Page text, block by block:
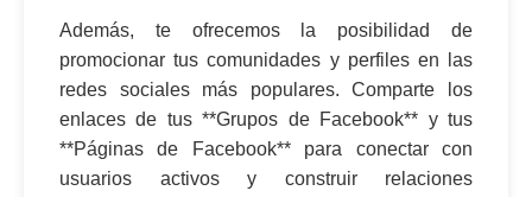
Además, te ofrecemos la posibilidad de
promocionar tus comunidades y perfiles en las
redes sociales más populares. Comparte los
enlaces de tus **Grupos de Facebook** y tus
**Páginas de Facebook** para conectar con
usuarios activos y construir relaciones